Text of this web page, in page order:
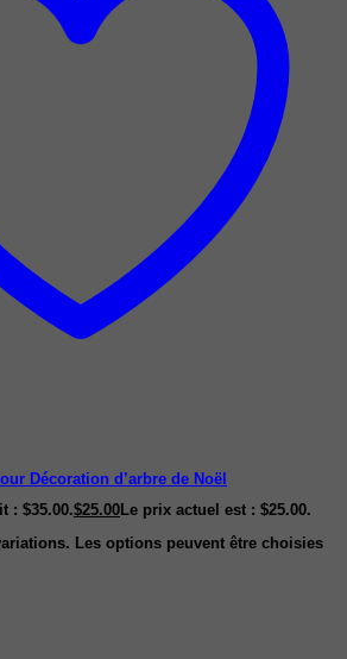
Décoration d’arbre de Noël
: $35.00.$25.00 Le prix actuel est : $25.00.
Les options peuvent être choisies